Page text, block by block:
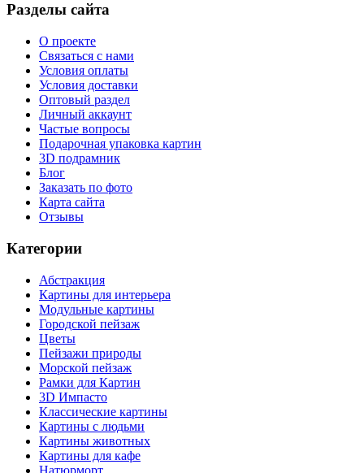
Разделы сайта
О проекте
Связаться с нами
Условия оплаты
Условия доставки
Оптовый раздел
Личный аккаунт
Частые вопросы
Подарочная упаковка картин
3D подрамник
Блог
Заказать по фото
Карта сайта
Отзывы
Категории
Абстракция
Картины для интерьера
Модульные картины
Городской пейзаж
Цветы
Пейзажи природы
Морской пейзаж
Рамки для Картин
3D Импасто
Классические картины
Картины с людьми
Картины животных
Картины для кафе
Натюрморт